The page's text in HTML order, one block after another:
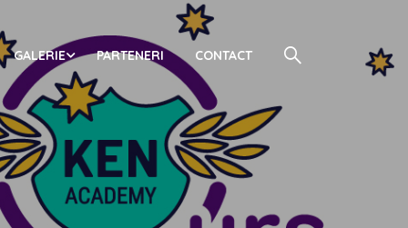
GALERIE PARTENERI CONTACT